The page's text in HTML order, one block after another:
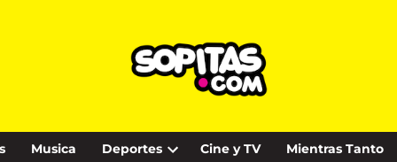
Musica Deportes Cine y TV Mientras Tanto